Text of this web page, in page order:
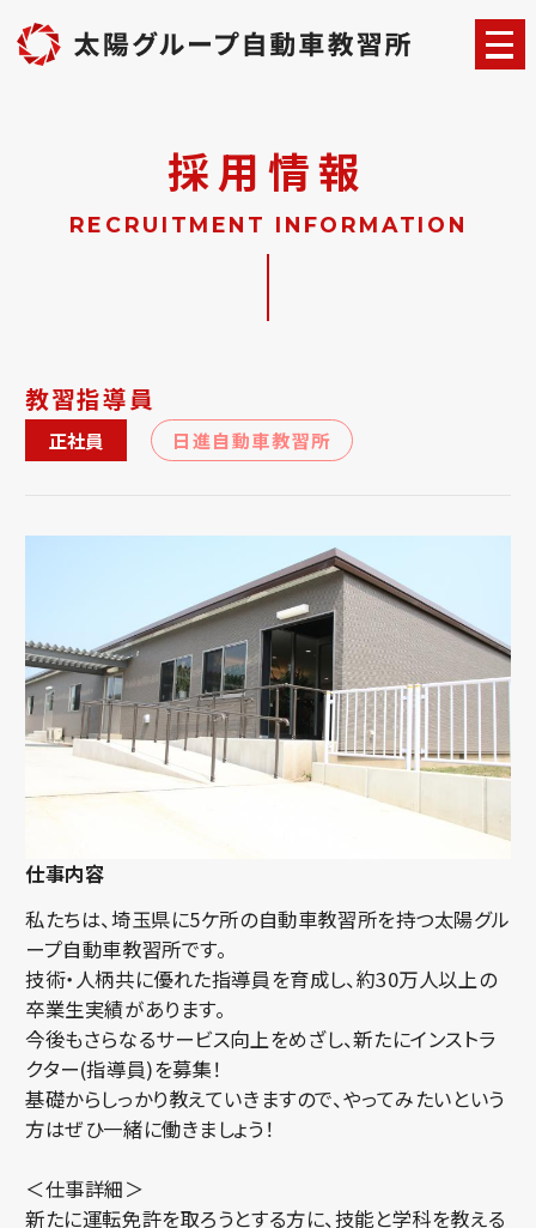
採用情報
RECRUITMENT INFORMATION
教習指導員
正社員 日進自動車教習所
仕事内容
私たちは、埼玉県に5ケ所の自動車教習所を持つ太陽グル
ープ自動車教習所です。
技術・人柄共に優れた指導員を育成し、約30万人以上の
卒業生実績があります。
今後もさらなるサービス向上をめざし、新たにインストラ
クター(指導員)を募集！
基礎からしっかり教えていきますので、やってみたいという
方はぜひ一緒に働きましょう！
＜仕事詳細＞
新たに運転免許を取ろうとする方に、技能と学科を教える